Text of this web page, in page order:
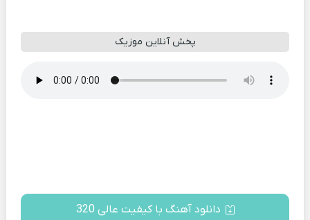
پخش آنلاین موزیک
دانلود آهنگ با کیفیت عالی 320